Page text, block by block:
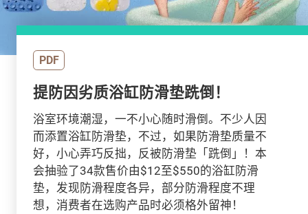
PDF
提防因劣质浴缸防滑垫跣倒！
浴室环境潮湿，一不小心随时滑倒。不少人因
而添置浴缸防滑垫，不过，如果防滑垫质量不
好，小心弄巧反拙，反被防滑垫「跣倒」！本
会抽验了34款售价由$12至$550的浴缸防滑
垫，发现防滑程度各异，部分防滑程度不理
想，消费者在选购产品时必须格外留神！